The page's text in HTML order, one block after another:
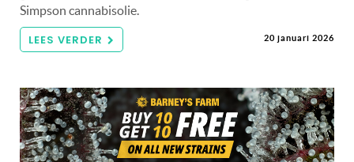
Simpson cannabisolie.
LEES VERDER 20 januari 2026